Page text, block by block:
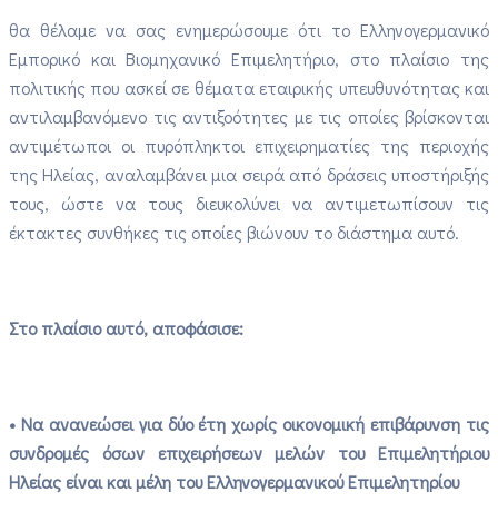
θα θέλαμε να σας ενημερώσουμε ότι το Ελληνογερμανικό
Εμπορικό και Βιομηχανικό Επιμελητήριο, στο πλαίσιο της
πολιτικής που ασκεί σε θέματα εταιρικής υπευθυνότητας και
αντιλαμβανόμενο τις αντιξοότητες με τις οποίες βρίσκονται
αντιμέτωποι οι πυρόπληκτοι επιχειρηματίες της περιοχής
της Ηλείας, αναλαμβάνει μια σειρά από δράσεις υποστήριξής
τους, ώστε να τους διευκολύνει να αντιμετωπίσουν τις
έκτακτες συνθήκες τις οποίες βιώνουν το διάστημα αυτό.
Στο πλαίσιο αυτό, αποφάσισε:
• Να ανανεώσει για δύο έτη χωρίς οικονομική επιβάρυνση τις
συνδρομές όσων επιχειρήσεων μελών του Επιμελητήριου
Ηλείας είναι και μέλη του Ελληνογερμανικού Επιμελητηρίου